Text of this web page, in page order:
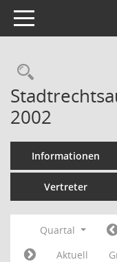
Toggle navigation
2002
Informationen
Vertreter
Quartal
Aktuell